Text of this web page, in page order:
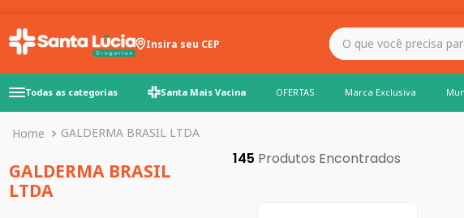
Insira seu CEP
O que você precisa para hoje?
Todas as categorias Santa Mais Vacina OFERTAS Marca Exclusiva
GALDERMA BRASIL LTDA
GALDERMA BRASIL
LTDA
145